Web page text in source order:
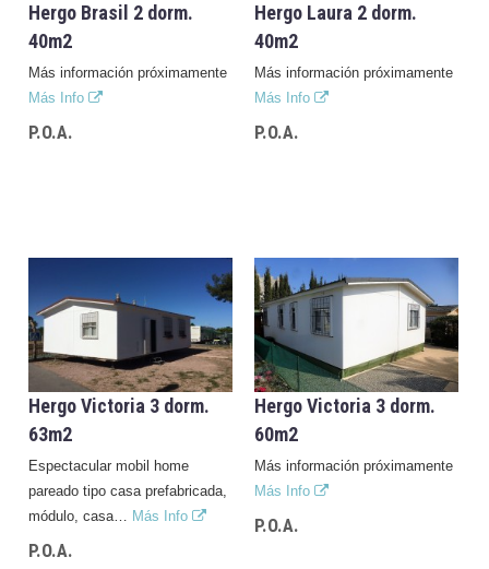
Hergo Brasil 2 dorm.
40m2
Más información próximamente
Más Info
P.O.A.
Hergo Laura 2 dorm.
40m2
Más información próximamente
Más Info
P.O.A.
Hergo Victoria 3 dorm.
63m2
Espectacular mobil home
pareado tipo casa prefabricada,
módulo, casa… Más Info
P.O.A.
Hergo Victoria 3 dorm.
60m2
Más información próximamente
Más Info
P.O.A.